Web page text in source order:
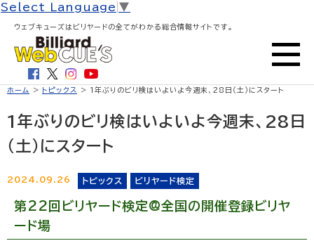
Select Language ▼
ウェブキューズはビリヤードの全てがわかる総合情報サイトです。
ホーム > トピックス > 1年ぶりのビリ検はいよいよ今週末、28日（土）にスタート
1年ぶりのビリ検はいよいよ今週末、28日
（土）にスタート
2024.09.26 トピックス ビリヤード検定
第22回ビリヤード検定@全国の開催登録ビリヤ
ード場